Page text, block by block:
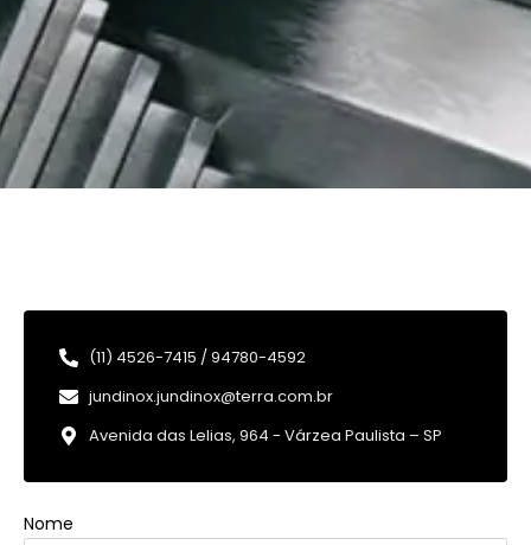
(11) 4526-7415 / 94780-4592
jundinox.jundinox@terra.com.br
Avenida das Lelias, 964 - Várzea Paulista – SP
Nome